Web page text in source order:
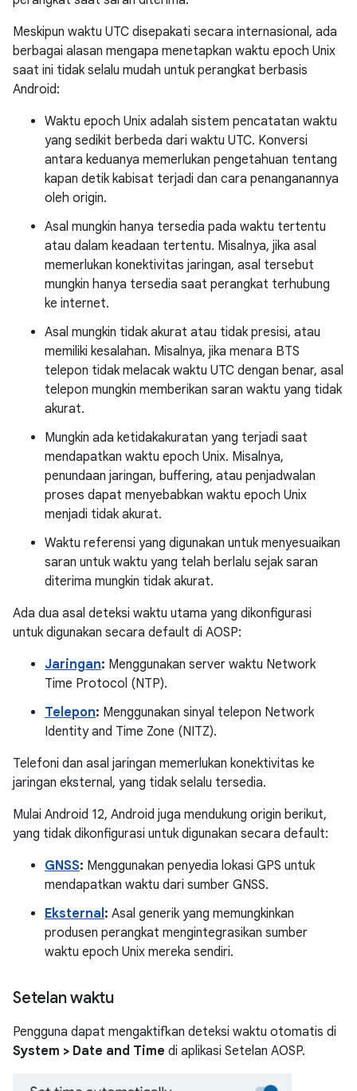
Meskipun waktu UTC disepakati secara internasional, ada
berbagai alasan mengapa menetapkan waktu epoch Unix
saat ini tidak selalu mudah untuk perangkat berbasis
Android:
Waktu epoch Unix adalah sistem pencatatan waktu
yang sedikit berbeda dari waktu UTC. Konversi
antara keduanya memerlukan pengetahuan tentang
kapan detik kabisat terjadi dan cara penanganannya
oleh origin.
Asal mungkin hanya tersedia pada waktu tertentu
atau dalam keadaan tertentu. Misalnya, jika asal
memerlukan konektivitas jaringan, asal tersebut
mungkin hanya tersedia saat perangkat terhubung
ke internet.
Asal mungkin tidak akurat atau tidak presisi, atau
memiliki kesalahan. Misalnya, jika menara BTS
telepon tidak melacak waktu UTC dengan benar, asal
telepon mungkin memberikan saran waktu yang tidak
akurat.
Mungkin ada ketidakakuratan yang terjadi saat
mendapatkan waktu epoch Unix. Misalnya,
penundaan jaringan, buffering, atau penjadwalan
proses dapat menyebabkan waktu epoch Unix
menjadi tidak akurat.
Waktu referensi yang digunakan untuk menyesuaikan
saran untuk waktu yang telah berlalu sejak saran
diterima mungkin tidak akurat.
Ada dua asal deteksi waktu utama yang dikonfigurasi
untuk digunakan secara default di AOSP:
Jaringan: Menggunakan server waktu Network
Time Protocol (NTP).
Telepon: Menggunakan sinyal telepon Network
Identity and Time Zone (NITZ).
Telefoni dan asal jaringan memerlukan konektivitas ke
jaringan eksternal, yang tidak selalu tersedia.
Mulai Android 12, Android juga mendukung origin berikut,
yang tidak dikonfigurasi untuk digunakan secara default:
GNSS: Menggunakan penyedia lokasi GPS untuk
mendapatkan waktu dari sumber GNSS.
Eksternal: Asal generik yang memungkinkan
produsen perangkat mengintegrasikan sumber
waktu epoch Unix mereka sendiri.
Setelan waktu
Pengguna dapat mengaktifkan deteksi waktu otomatis di
System > Date and Time di aplikasi Setelan AOSP.